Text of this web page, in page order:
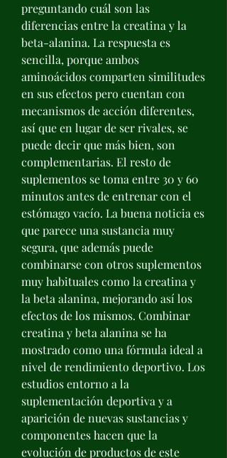
preguntando cuál son las
diferencias entre la creatina y la
beta-alanina. La respuesta es
sencilla, porque ambos
aminoácidos comparten similitudes
en sus efectos pero cuentan con
mecanismos de acción diferentes,
así que en lugar de ser rivales, se
puede decir que más bien, son
complementarias. El resto de
suplementos se toma entre 30 y 60
minutos antes de entrenar con el
estómago vacío. La buena noticia es
que parece una sustancia muy
segura, que además puede
combinarse con otros suplementos
muy habituales como la creatina y
la beta alanina, mejorando así los
efectos de los mismos. Combinar
creatina y beta alanina se ha
mostrado como una fórmula ideal a
nivel de rendimiento deportivo. Los
estudios entorno a la
suplementación deportiva y a
aparición de nuevas sustancias y
componentes hacen que la
evolución de productos de este